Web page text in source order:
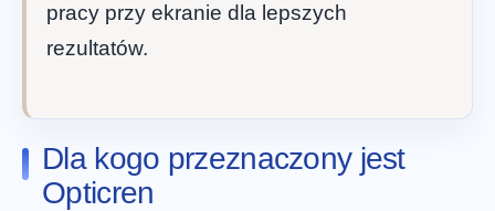
pracy przy ekranie dla lepszych
rezultatów.
Dla kogo przeznaczony jest
Opticren